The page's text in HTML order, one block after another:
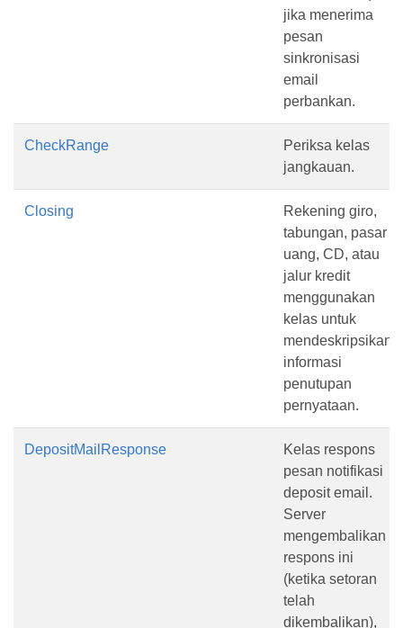
jika menerima
pesan
sinkronisasi
email
perbankan.
CheckRange
Periksa kelas
jangkauan.
Closing
Rekening giro,
tabungan, pasar
uang, CD, atau
jalur kredit
menggunakan
kelas untuk
mendeskripsikan
informasi
penutupan
pernyataan.
DepositMailResponse
Kelas respons
pesan notifikasi
deposit email.
Server
mengembalikan
respons ini
(ketika setoran
telah
dikembalikan),